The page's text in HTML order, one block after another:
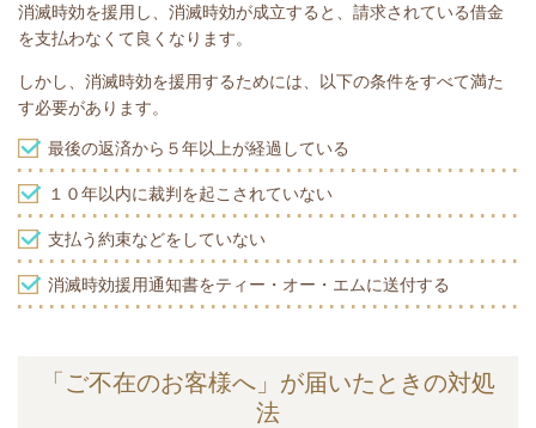
消滅時効を援用し、消滅時効が成立すると、請求されている借金
を支払わなくて良くなります。
しかし、消滅時効を援用するためには、以下の条件をすべて満た
す必要があります。
最後の返済から５年以上が経過している
１０年以内に裁判を起こされていない
支払う約束などをしていない
消滅時効援用通知書をティー・オー・エムに送付する
「ご不在のお客様へ」が届いたときの対処
法